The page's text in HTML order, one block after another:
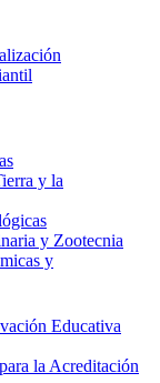
y la
y Zootecnia
y
Educativa
la Acreditación